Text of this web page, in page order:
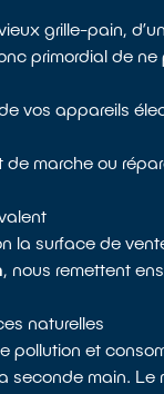
grille-pain,
primordial de
vos appareils
de marche ou
la surface de
, nous remettent
naturelles
et
main.